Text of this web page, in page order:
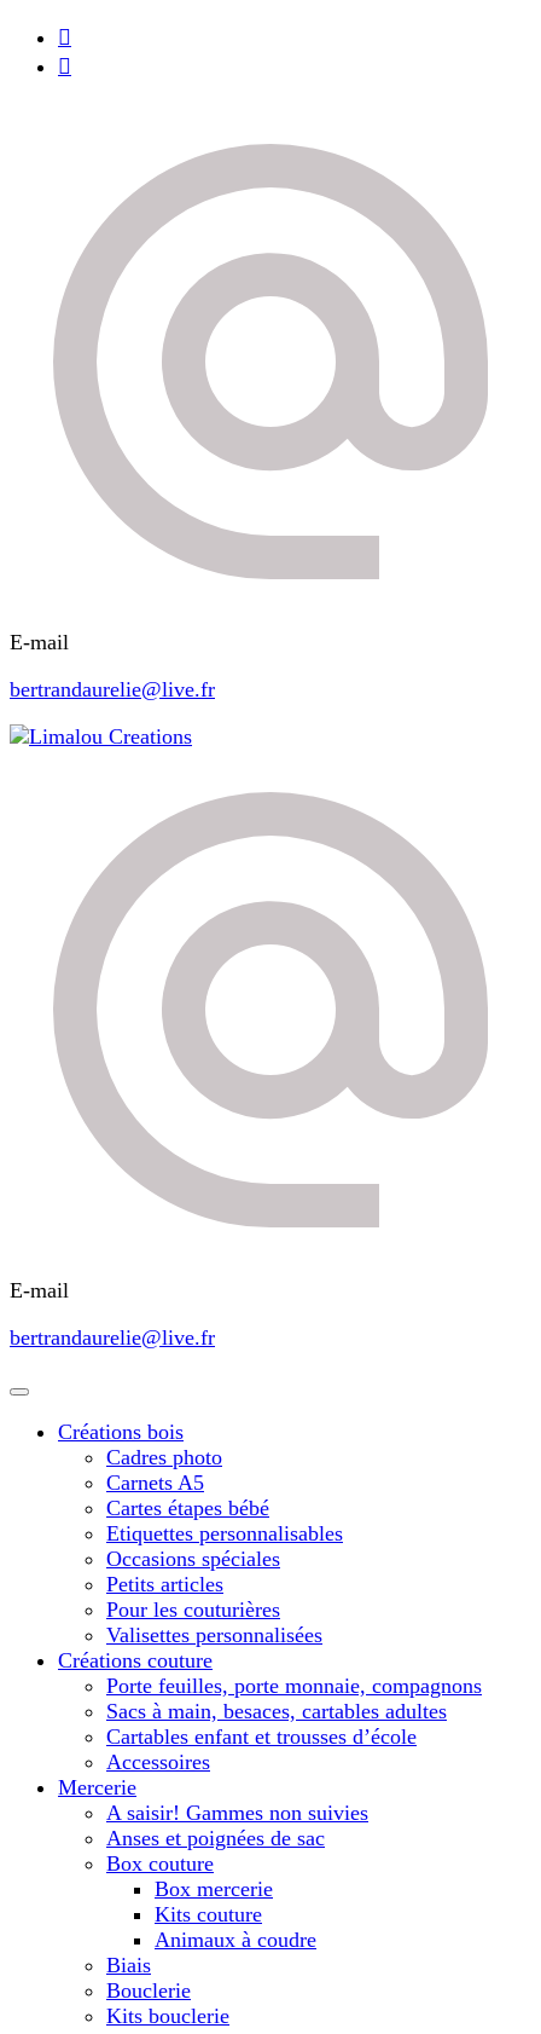
E-mail
bertrandaurelie@live.fr
Limalou Creations
E-mail
bertrandaurelie@live.fr
Créations bois
Cadres photo
Carnets A5
Cartes étapes bébé
Etiquettes personnalisables
Occasions spéciales
Petits articles
Pour les couturières
Valisettes personnalisées
Créations couture
Porte feuilles, porte monnaie, compagnons
Sacs à main, besaces, cartables adultes
Cartables enfant et trousses d’école
Accessoires
Mercerie
A saisir! Gammes non suivies
Anses et poignées de sac
Box couture
Box mercerie
Kits couture
Animaux à coudre
Biais
Bouclerie
Kits bouclerie